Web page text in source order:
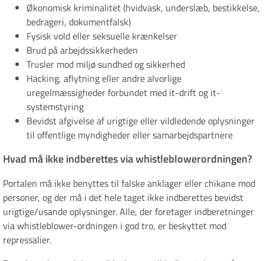
Økonomisk kriminalitet (hvidvask, underslæb, bestikkelse,
bedrageri, dokumentfalsk)
Fysisk vold eller seksuelle krænkelser
Brud på arbejdssikkerheden
Trusler mod miljø sundhed og sikkerhed
Hacking, aflytning eller andre alvorlige
uregelmæssigheder forbundet med it-drift og it-
systemstyring
Bevidst afgivelse af urigtige eller vildledende oplysninger
til offentlige myndigheder eller samarbejdspartnere
Hvad må ikke indberettes via whistleblowerordningen?
Portalen må ikke benyttes til falske anklager eller chikane mod
personer, og der må i det hele taget ikke indberettes bevidst
urigtige/usande oplysninger. Alle, der foretager indberetninger
via whistleblower-ordningen i god tro, er beskyttet mod
repressalier.